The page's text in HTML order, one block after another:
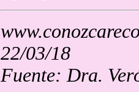
22/03/18
Fuente: Dra.